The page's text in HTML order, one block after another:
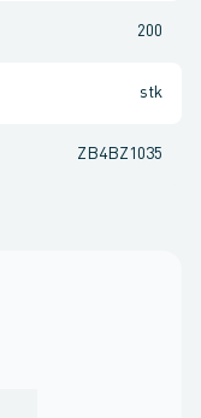
200
stk
ZB4BZ1035